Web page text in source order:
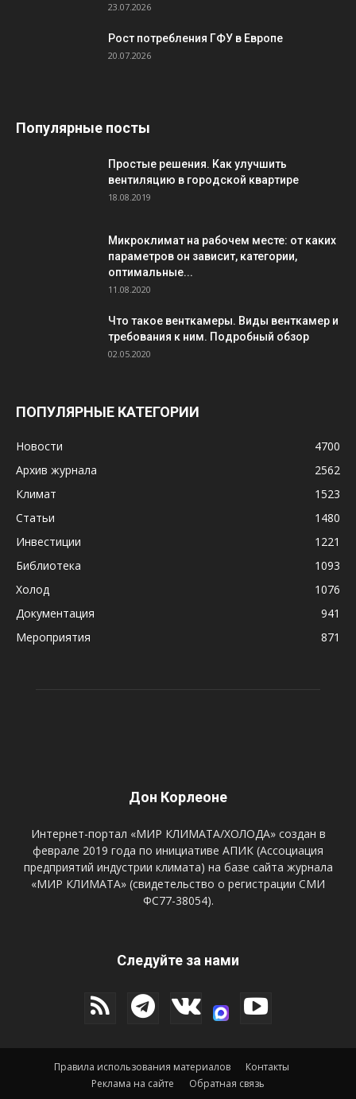
23.07.2026
Рост потребления ГФУ в Европе
20.07.2026
Популярные посты
Простые решения. Как улучшить
вентиляцию в городской квартире
18.08.2019
Микроклимат на рабочем месте: от каких
параметров он зависит, категории,
оптимальные...
11.08.2020
Что такое венткамеры. Виды венткамер и
требования к ним. Подробный обзор
02.05.2020
ПОПУЛЯРНЫЕ КАТЕГОРИИ
Новости
4700
Архив журнала
2562
Климат
1523
Статьи
1480
Инвестиции
1221
Библиотека
1093
Холод
1076
Документация
941
Мероприятия
871
Дон Корлеоне
Интернет-портал «МИР КЛИМАТА/ХОЛОДА» создан в
феврале 2019 года по инициативе АПИК (Ассоциация
предприятий индустрии климата) на базе сайта журнала
«МИР КЛИМАТА» (свидетельство о регистрации СМИ
ФС77-38054).
Следуйте за нами
Правила использования материалов
Контакты
Реклама на сайте
Обратная связь